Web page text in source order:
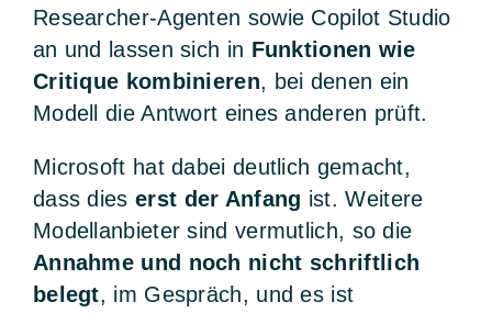
Researcher-Agenten sowie Copilot Studio
an und lassen sich in Funktionen wie
Critique kombinieren, bei denen ein
Modell die Antwort eines anderen prüft.
Microsoft hat dabei deutlich gemacht,
dass dies erst der Anfang ist. Weitere
Modellanbieter sind vermutlich, so die
Annahme und noch nicht schriftlich
belegt, im Gespräch, und es ist